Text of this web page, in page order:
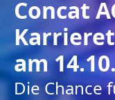
Concat
am
Die Chance